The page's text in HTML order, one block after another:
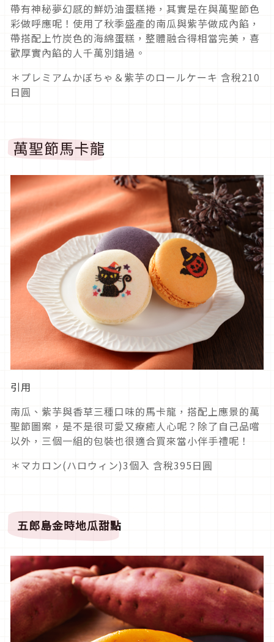
帶有神秘夢幻感的鮮奶油蛋糕捲，其實是在與萬聖節色
彩做呼應呢！使用了秋季盛產的南瓜與紫芋做成內餡，
帶搭配上竹炭色的海綿蛋糕，整體融合得相當完美，喜
歡厚實內餡的人千萬別錯過。
＊プレミアムかぼちゃ＆紫芋のロールケーキ 含稅210
日圓
萬聖節馬卡龍
引用
南瓜、紫芋與香草三種口味的馬卡龍，搭配上應景的萬
聖節圖案，是不是很可愛又療癒人心呢？除了自己品嚐
以外，三個一組的包裝也很適合買來當小伴手禮呢！
＊マカロン(ハロウィン)3個入 含稅395日圓
五郎島金時地瓜甜點